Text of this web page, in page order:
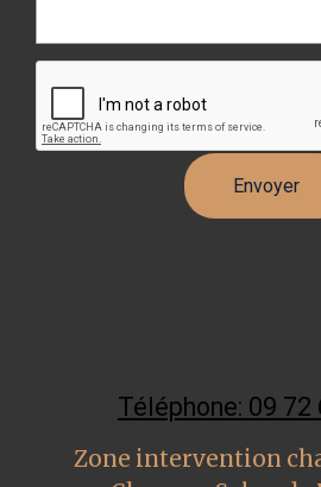
Téléphone: 09 72
Zone intervention